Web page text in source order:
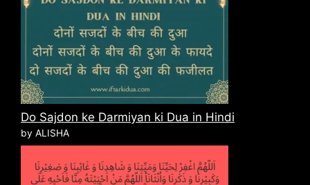
Do Sajdon ke Darmiyan ki Dua in Hindi
by ALISHA